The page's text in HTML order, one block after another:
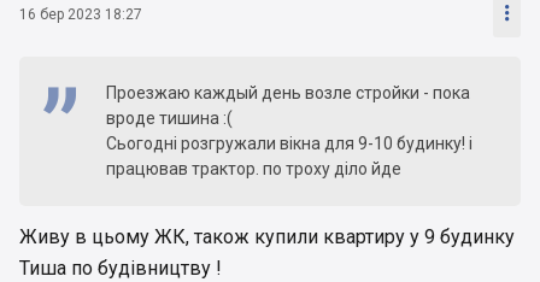
16 бер 2023 18:27 
Проезжаю каждый день возле стройки - пока
вроде тишина :(
Сьогодні розгружали вікна для 9-10 будинку! і
працював трактор. по троху діло йде
Живу в цьому ЖК, також купили квартиру у 9 будинку
Тиша по будівництву !